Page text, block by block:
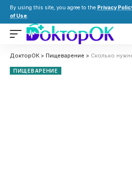
By using this site, you agree to the Privacy
of Use.
ДокторОК > Пищеварение > Сколько нужно
ПИЩЕВАРЕНИЕ